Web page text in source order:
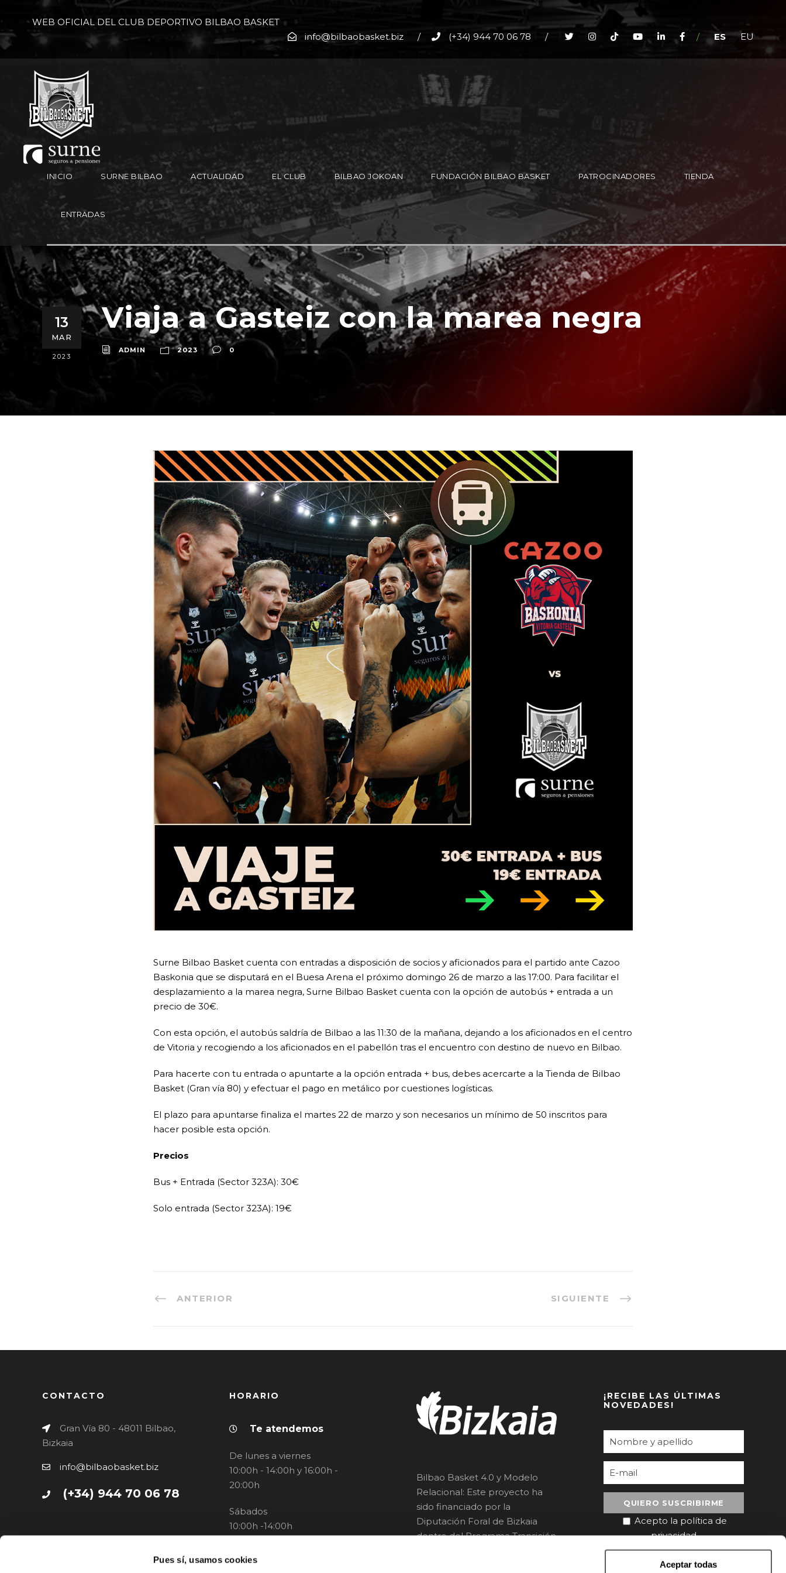
Pues sí, usamos cookies
Aceptar todas
WEB OFICIAL DEL CLUB DEPORTIVO BILBAO BASKET
info@bilbaobasket.biz
/ (+34) 944 70 06 78 / / ES EU
INICIO SURNE BILBAO ACTUALIDAD EL CLUB BILBAO JOKOAN FUNDACIÓN BILBAO BASKET PATROCINADORES TIENDA
ENTRADAS
13
MAR
2023
Viaja a Gasteiz con la marea negra
ADMIN 2023 0
Surne Bilbao Basket cuenta con entradas a disposición de socios y aficionados para el partido ante Cazoo
Baskonia que se disputará en el Buesa Arena el próximo domingo 26 de marzo a las 17:00. Para facilitar el
desplazamiento a la marea negra, Surne Bilbao Basket cuenta con la opción de autobús + entrada a un
precio de 30€.
Con esta opción, el autobús saldría de Bilbao a las 11:30 de la mañana, dejando a los aficionados en el centro
de Vitoria y recogiendo a los aficionados en el pabellón tras el encuentro con destino de nuevo en Bilbao.
Para hacerte con tu entrada o apuntarte a la opción entrada + bus, debes acercarte a la Tienda de Bilbao
Basket (Gran vía 80) y efectuar el pago en metálico por cuestiones logísticas.
El plazo para apuntarse finaliza el martes 22 de marzo y son necesarios un mínimo de 50 inscritos para
hacer posible esta opción.
Precios
Bus + Entrada (Sector 323A): 30€
Solo entrada (Sector 323A): 19€
ANTERIOR SIGUIENTE
CONTACTO
Gran Vía 80 - 48011 Bilbao,
Bizkaia
info@bilbaobasket.biz
(+34) 944 70 06 78
HORARIO
Te atendemos
De lunes a viernes
10:00h - 14:00h y 16:00h -
20:00h
Sábados
10:00h -14:00h
Bilbao Basket 4.0 y Modelo
Relacional: Este proyecto ha
sido financiado por la
Diputación Foral de Bizkaia
dentro del Programa Transición
¡RECIBE LAS ÚLTIMAS
NOVEDADES!
Acepto la política de
privacidad